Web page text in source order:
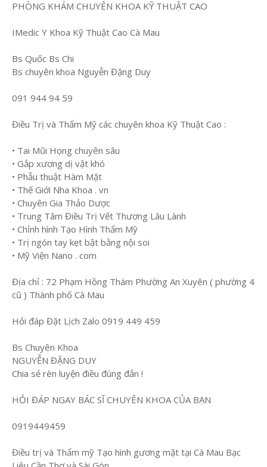
PHÒNG KHÁM CHUYÊN KHOA KỸ THUẬT CAO
IMedic Y Khoa Kỹ Thuật Cao Cà Mau
Bs Quốc Bs Chi
Bs chuyên khoa Nguyễn Đặng Duy
091 944 94 59
Điều Trị và Thẩm Mỹ các chuyên khoa Kỹ Thuật Cao :
• Tai Mũi Họng chuyên sâu
• Gắp xương dị vật khó
• Phẫu thuật Hàm Mặt
• Thế Giới Nha Khoa . vn
• Chuyên Gia Thảo Dược
• Trung Tâm Điều Trị Vết Thương Lâu Lành
• Chỉnh hình Tạo Hình Thẩm Mỹ
• Trị ngón tay kẹt bật bằng nội soi
• Mỹ Viện Nano . com
Địa chỉ : 72 Phạm Hồng Thám Phường An Xuyên ( phường 4
cũ ) Thành phố Cà Mau
Hỏi đáp Đặt Lịch Zalo 0919 449 459
Bs Chuyên Khoa
NGUYỄN ĐẶNG DUY
Chia sẻ rèn luyện điều đúng đắn !
HỎI ĐÁP NGAY BÁC SĨ CHUYÊN KHOA CỦA BẠN
0919449459
Điều trị và Thẩm mỹ Tạo hình gương mặt tại Cà Mau Bạc